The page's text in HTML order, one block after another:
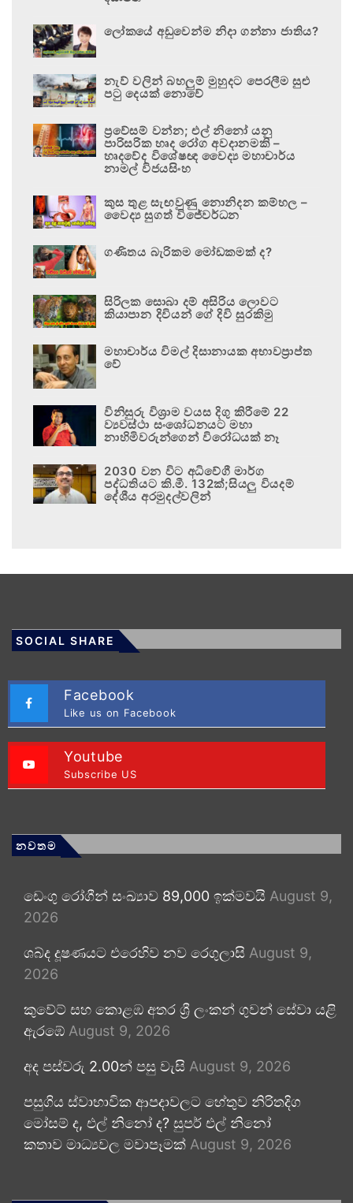
ලෝකයේ අඩුවෙන්ම නිදා ගන්නා ජාතිය?
නැව් වලින් බහලුම් මුහුදට පෙරලීම සුළු
පටු දෙයක් නොවේ
ප්‍රවේසම් වන්න; එල් නිනෝ යනු
පාරිසරික හෘද රෝග අවදානමකි –
හෘදවේද විශේෂඥ වෛද්‍ය මහාචාර්ය
නාමල් විජයසිංහ
කුස තුළ සැඟවුණු නොනිදන කම්හල –
වෛද්‍ය සුගත් විජේවර්ධන
ගණිතය බැරිකම මෝඩකමක් ද?
සිරිලක සොබා දම් අසිරිය ලොවට
කියාපාන දිවියන් ගේ දිවි සුරකිමු
මහාචාර්ය විමල් දිසානායක අභාවප්‍රාප්ත
වේ
විනිසුරු විශ්‍රාම වයස දිගු කිරීමේ 22
ව්‍යවස්ථා සංශෝධනයට මහා
නාහිමිවරුන්ගෙන් විරෝධයක් නෑ
2030 වන විට අධිවේගී මාර්ග
පද්ධතියට කි.මී. 132ක්;සියලු වියදම්
දේශීය අරමුදල්වලින්
SOCIAL SHARE
Facebook
Like us on Facebook
Youtube
Subscribe US
නවතම
ඩෙංගු රෝගීන් සංඛ්‍යාව 89,000 ඉක්මවයි August 9,
2026
ශබ්ද දූෂණයට එරෙහිව නව රෙගුලාසි August 9,
2026
කුවේට් සහ කොළඹ අතර ශ්‍රී ලංකන් ගුවන් සේවා යළි
ඇරඹේ August 9, 2026
අද පස්වරු 2.00න් පසු වැසි August 9, 2026
පසුගිය ස්වාභාවික ආපදාවලට හේතුව නිරිතදිග
මෝසම් ද, එල් නිනෝ ද? සුපර් එල් නිනෝ
කතාව මාධ්‍යවල මවාපෑමක් August 9, 2026